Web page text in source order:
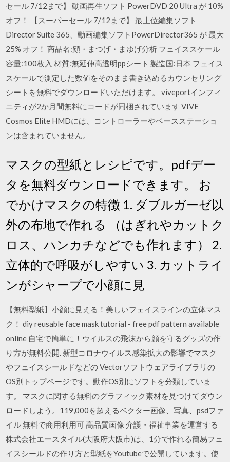
セール 7/12まで】 動画再生ソフト PowerDVD 20 Ultra が 10%
オフ！ 【スーパーセール 7/12まで】 最上位編集ソフト
Director Suite 365、動画編集ソフトPowerDirector365 が 最大
25% オフ！ 商品名:顔・まつげ・まゆげ分析 フェイススケール
容量:100枚入 材質:無延伸高透明ppシート 製造国:日本 フェイス
スケールで測定した数値をそのまま書き込めるカウンセリング
シートを無料でダウンロードいただけます。 viveportインフィ
ニティが2か月間無料にコードが同梱されています VIVE
Cosmos Elite HMDには、コントローラーやベースステーショ
ンは含まれていません。
マスクの型紙とレシピです。pdfデー
タを無料ダウンロードできます。 お
でかけマスクの特徴 1. ダブルガーゼ以
外の布地で作れる （はぎれやカットク
ロス、ハンカチなどでも作れます） 2.
立体的で呼吸がしやすい 3. カットライ
ンがシャープで小顔に見
【無料型紙】小顔に見える！美しいフェイスラインの立体マス
ク！ diy reusable face mask tutorial - free pdf pattern available
online 自宅で簡単に！ウイルスの飛沫から顔を守るグッズの作
り方が無料公開. 新型コロナウイルス感染拡大の影響でマスク
やフェイスシールドなどの Vectorソフトウェアライブラリの
OS別トップページです。動作OS別にソフトを分類していま
す。 マスクに関する無料のグラフィック素材を見つけてダウン
ロードしよう。119,000を超えるベクター画像、写真、psdファ
イル 無料で商用利用可 高品質画像 介護・福祉事業を運営する
株式会社エースタイル(大阪府大阪市)は、1分で作れる簡易フェ
イスシールドの作り方と型紙をYoutubeで公開しています。使